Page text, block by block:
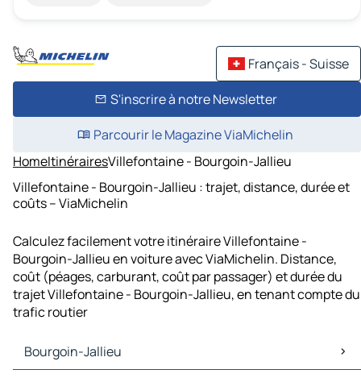
Français - Suisse
S'inscrire à notre Newsletter
Parcourir le Magazine ViaMichelin
HomeItinérairesVillefontaine - Bourgoin-Jallieu
Villefontaine - Bourgoin-Jallieu : trajet, distance, durée et
coûts – ViaMichelin
Calculez facilement votre itinéraire Villefontaine -
Bourgoin-Jallieu en voiture avec ViaMichelin. Distance,
coût (péages, carburant, coût par passager) et durée du
trajet Villefontaine - Bourgoin-Jallieu, en tenant compte du
trafic routier
Bourgoin-Jallieu